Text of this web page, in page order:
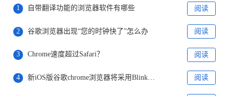
1 自带翻译功能的浏览器软件有哪些 阅读
2 谷歌浏览器出现“您的时钟快了”怎么办 阅读
3 Chrome速度超过Safari？ 阅读
4 新iOS版谷歌chrome浏览器将采用Blink引擎 阅读